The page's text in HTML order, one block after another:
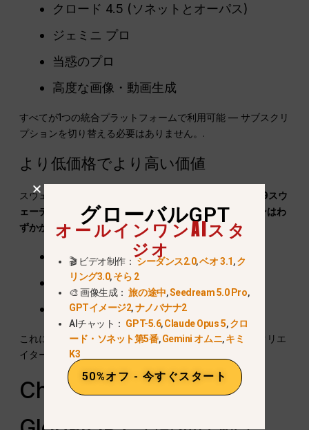
クロード 4.5 (ソネットとオーパス)
ジェミニ プロ
当惑のプロ
高度な画像・動画生成
すべてが1つの統合プラットフォームで利用可能 — サブスクリ
プションを切り替える必要はありません。.
より低価格でより高い価値
スウェーデンにおけるChatGPT Plusの料金は約
月額249スウ
ェーデンクローナ(~$26–28)、GlobalGPTのプロプランはわ
ずかから$月額10.80 以下を含む：
複数の高度なAIモデル
リアルタイム検索および推論ツール
強化された推論と創造性モデル
これによりGlobalGPTはより費用対効果の高い選択肢
クリエ
イター、プロフェッショナル、チーム向け。.
ChatGPT Plus vs
グローバルGPT
オールインワンAIスタ
ジオ
🎬 ビデオ制作：シーダンス2.0,ベオ 3.1,ク
リング3.0,そら 2
🎨 画像生成：旅の途中,Seedream 5.0 Pro,
GPTイメージ2,ナノバナナ2
AIチャット： GPT-5.6,Claude Opus 5,クロ
ード・ソネット第5番,Gemini オムニ,キミ
K3
50%オフ - 今すぐスタート